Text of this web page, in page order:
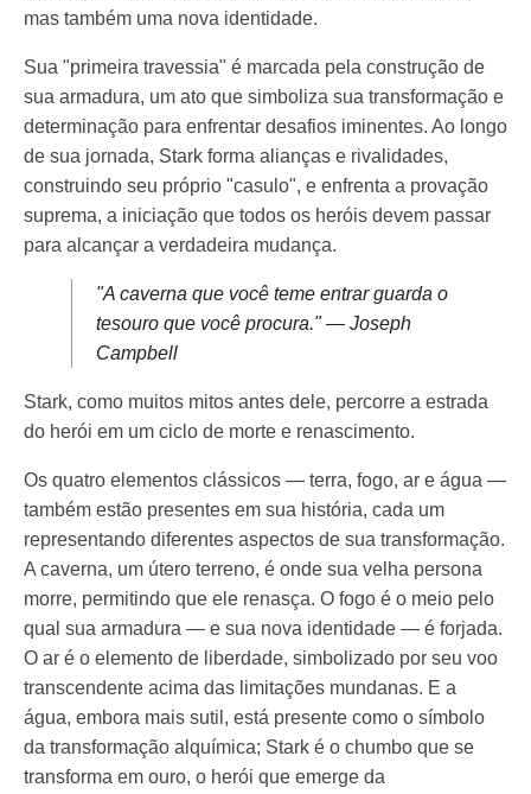
mas também uma nova identidade.
Sua "primeira travessia" é marcada pela construção de
sua armadura, um ato que simboliza sua transformação e
determinação para enfrentar desafios iminentes. Ao longo
de sua jornada, Stark forma alianças e rivalidades,
construindo seu próprio "casulo", e enfrenta a provação
suprema, a iniciação que todos os heróis devem passar
para alcançar a verdadeira mudança.
"A caverna que você teme entrar guarda o
tesouro que você procura." — Joseph
Campbell
Stark, como muitos mitos antes dele, percorre a estrada
do herói em um ciclo de morte e renascimento.
Os quatro elementos clássicos — terra, fogo, ar e água —
também estão presentes em sua história, cada um
representando diferentes aspectos de sua transformação.
A caverna, um útero terreno, é onde sua velha persona
morre, permitindo que ele renasça. O fogo é o meio pelo
qual sua armadura — e sua nova identidade — é forjada.
O ar é o elemento de liberdade, simbolizado por seu voo
transcendente acima das limitações mundanas. E a
água, embora mais sutil, está presente como o símbolo
da transformação alquímica; Stark é o chumbo que se
transforma em ouro, o herói que emerge da